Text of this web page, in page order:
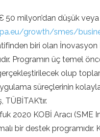
50 milyon’dan düşük
growth/smes/
biri olan
Programın üç temel
olup
süreçlerinin
2020 KOBİ Aracı
bir destek programıdır.